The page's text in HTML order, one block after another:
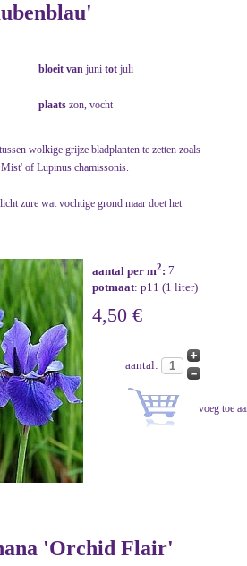
bloeit van juni tot juli
plaats zon, vocht
wolkige grijze bladplanten te zetten zoals
of Lupinus chamissonis.
zure wat vochtige grond maar doet het
aantal per m2: 7
potmaat: p11 (1 liter)
4,50 €
aantal:
'Orchid Flair'